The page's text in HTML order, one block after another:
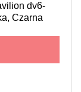
dv6-
Czarna